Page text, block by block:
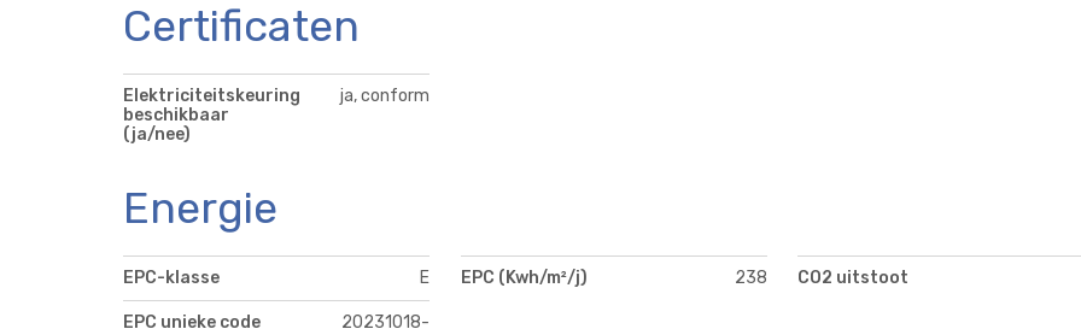
Certificaten
Elektriciteitskeuring
beschikbaar
(ja/nee)
ja, conform
Energie
EPC-klasse E EPC (Kwh/m²/j) 238 CO2 uitstoot
EPC unieke code 20231018-